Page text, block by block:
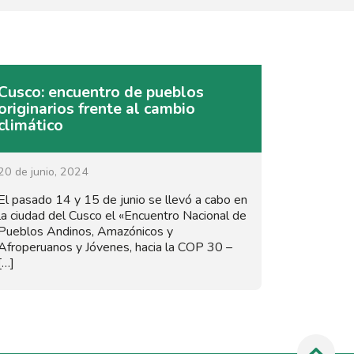
encuentro de pueblos
frente al cambio
de junio, 2024
pasado 14 y 15 de junio se llevó a cabo en
ciudad del Cusco el «Encuentro Nacional de
Andinos, Amazónicos y
y Jóvenes, hacia la COP 30 –